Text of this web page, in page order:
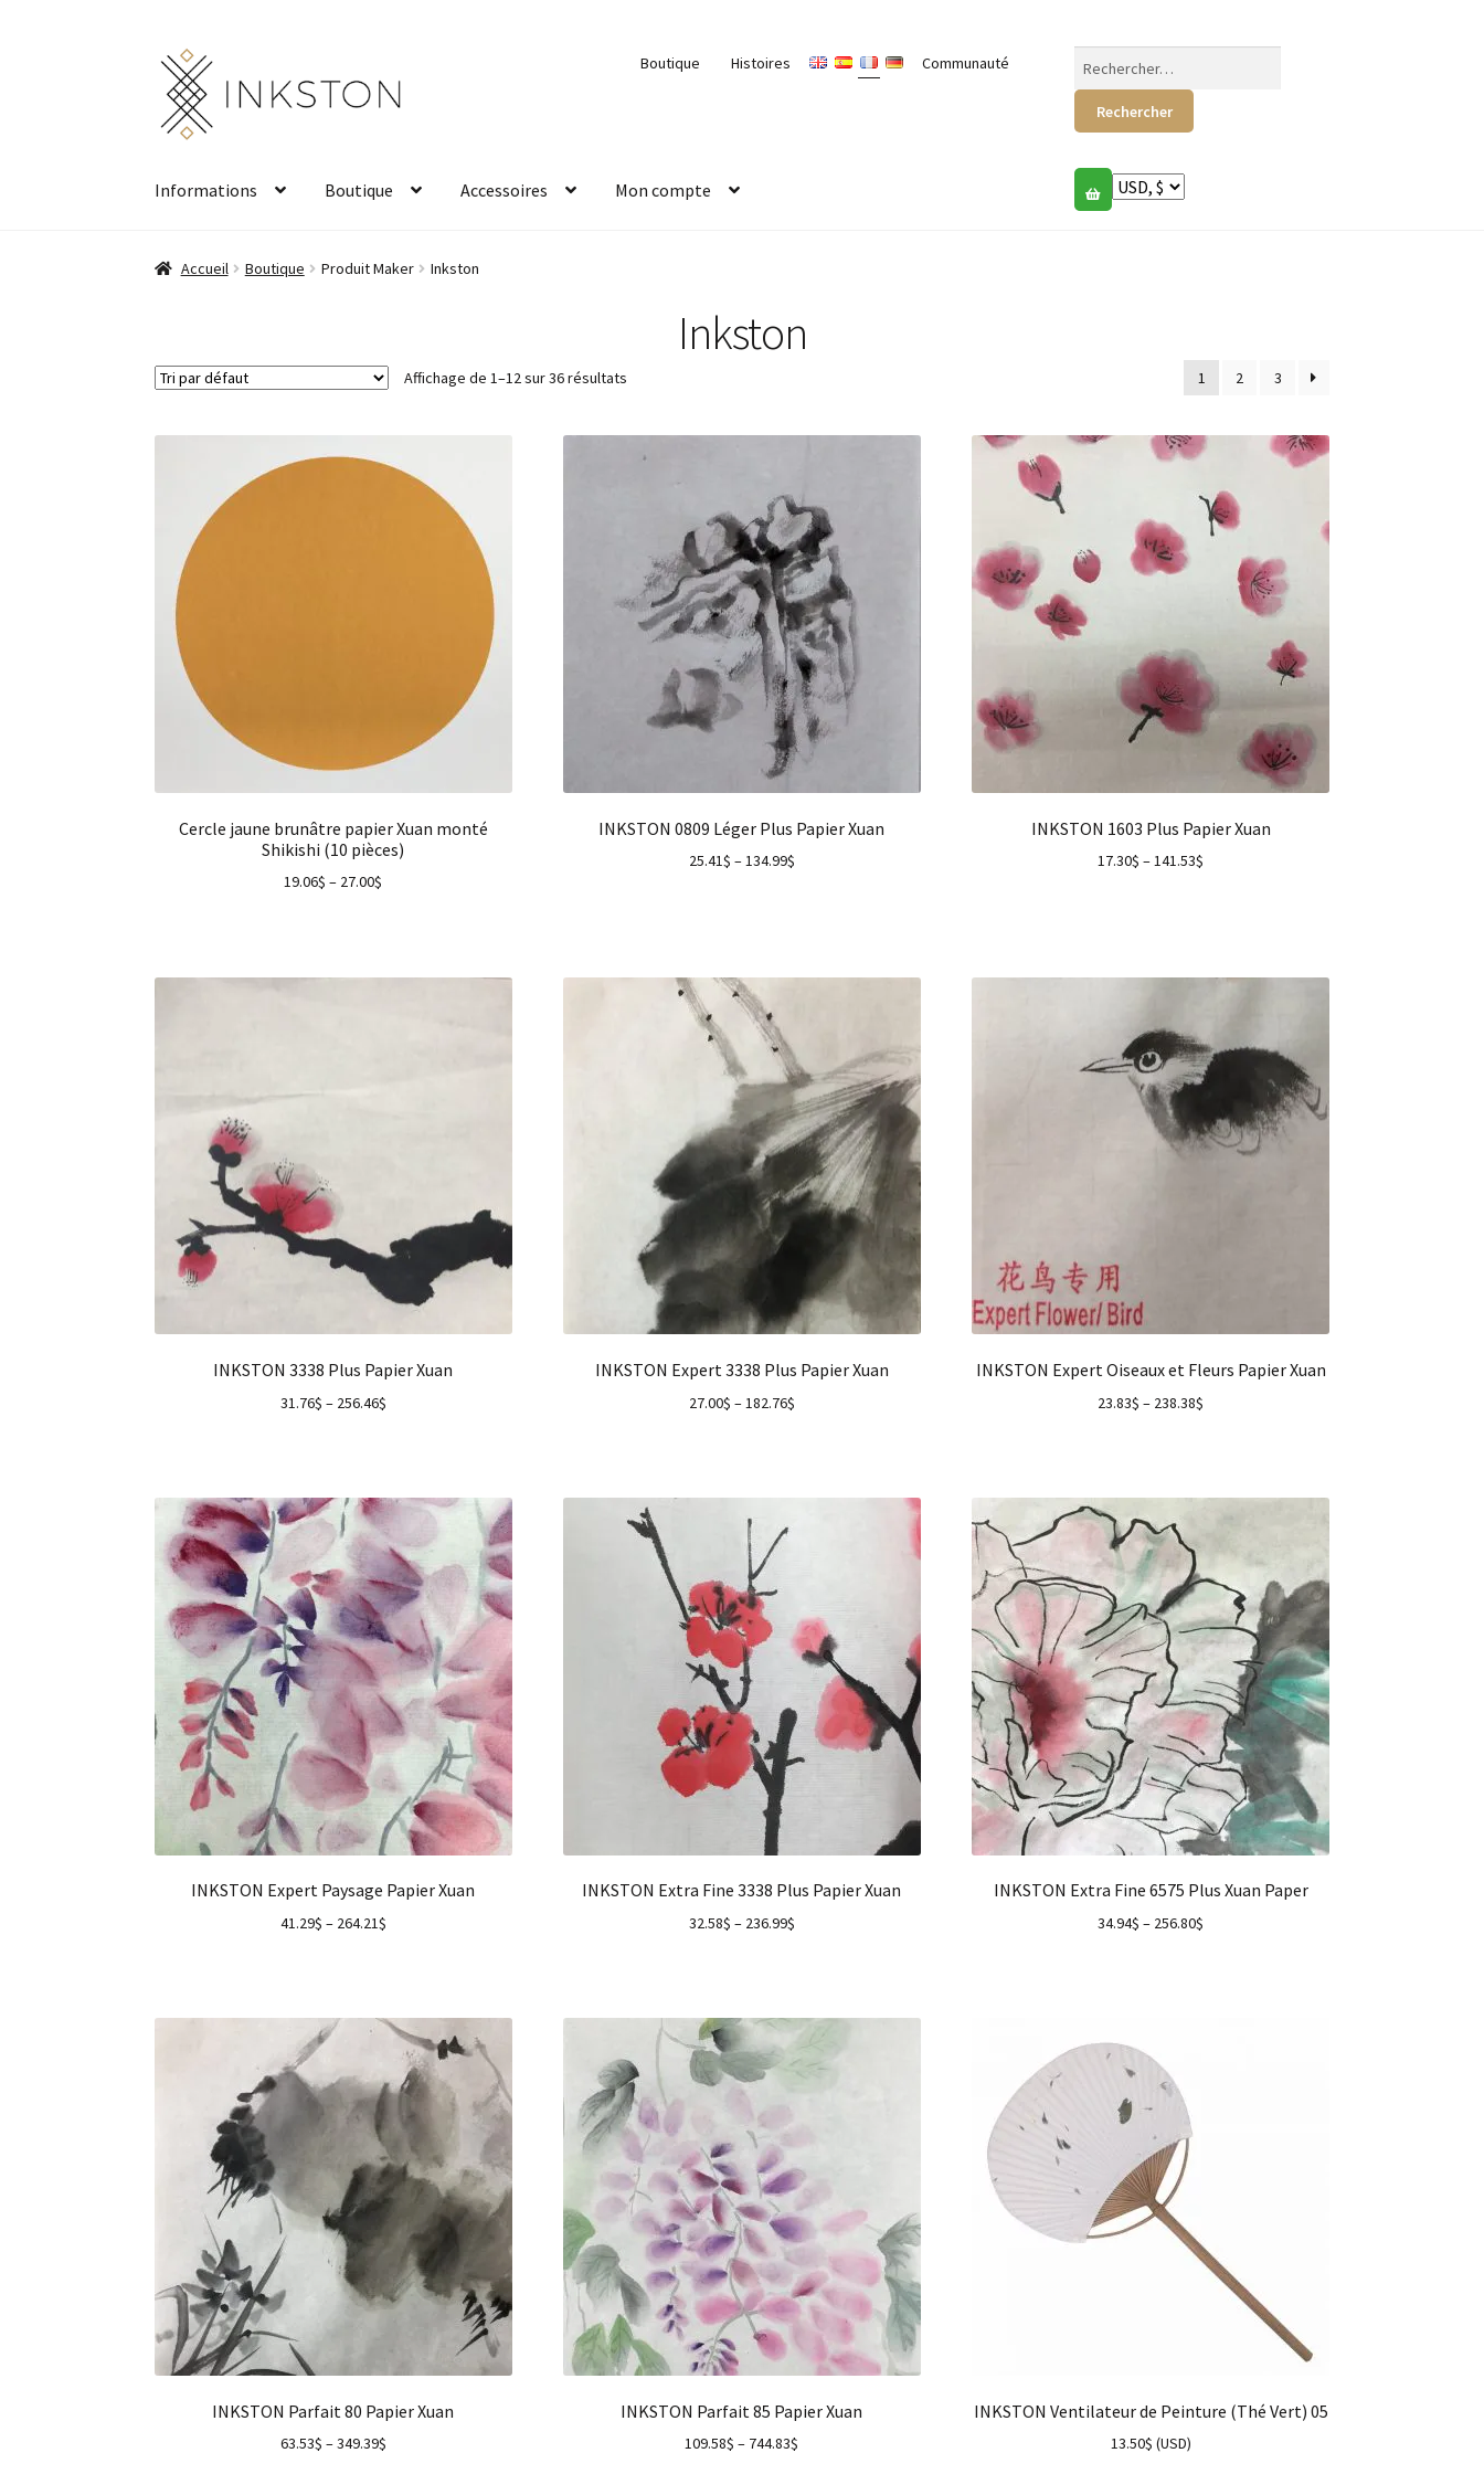
Aller
la
navigation
Aller
au
contenu
Boutique Histoires Communauté
Informations Boutique Accessoires Mon compte
Accueil Boutique Produit Maker Inkston
Inkston
Affichage de 1–12 sur 36 résultats 1 2 3
Cercle jaune brunâtre papier Xuan monté
Shikishi (10 pièces)
19.06$ – 27.00$
INKSTON 0809 Léger Plus Papier Xuan
25.41$ –134.99$
INKSTON 1603 Plus Papier Xuan
17.30$ –141.53$
INKSTON 3338 Plus Papier Xuan
31.76$ – 256.46$
INKSTON Expert 3338 Plus Papier Xuan
27.00$ –182.76$
INKSTON Expert Oiseaux et Fleurs Papier Xuan
23.83$ – 238.38$
INKSTON Expert Paysage Papier Xuan
41.29$ – 264.21$
INKSTON Extra Fine 3338 Plus Papier Xuan
32.58$ – 236.99$
INKSTON Extra Fine 6575 Plus Xuan Paper
34.94$ – 256.80$
INKSTON Parfait 80 Papier Xuan
63.53$ –349.39$
INKSTON Parfait 85 Papier Xuan
109.58$ – 744.83$
INKSTON Ventilateur de Peinture (Thé Vert) 05
13.50$ (USD)